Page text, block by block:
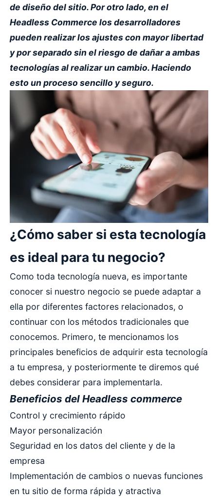
de diseño del sitio. Por otro lado, en el
Headless Commerce los desarrolladores
pueden realizar los ajustes con mayor libertad
y por separado sin el riesgo de dañar a ambas
tecnologías al realizar un cambio. Haciendo
esto un proceso sencillo y seguro.
¿Cómo saber si esta tecnología
es ideal para tu negocio?
Como toda tecnología nueva, es importante
conocer si nuestro negocio se puede adaptar a
ella por diferentes factores relacionados, o
continuar con los métodos tradicionales que
conocemos. Primero, te mencionamos los
principales beneficios de adquirir esta tecnología
a tu empresa, y posteriormente te diremos qué
debes considerar para implementarla.
Beneficios del Headless commerce
Control y crecimiento rápido
Mayor personalización
Seguridad en los datos del cliente y de la
empresa
Implementación de cambios o nuevas funciones
en tu sitio de forma rápida y atractiva